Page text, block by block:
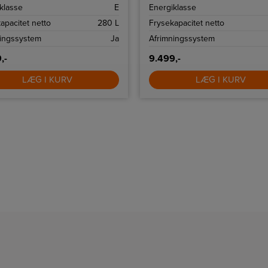
E
netto
280 L
Ja
LÆG I KURV
Energiklasse
Frysekapacitet netto
Afrimningssystem
9.499,-
LÆG I KURV